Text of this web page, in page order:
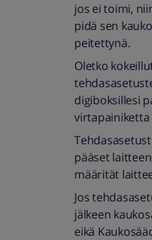
jos ei toimi,
pidä sen
peitettynä.
Oletko
digiboksillesi
virtapainiketta
pääset
määrität
Jos
jälkeen
eikä